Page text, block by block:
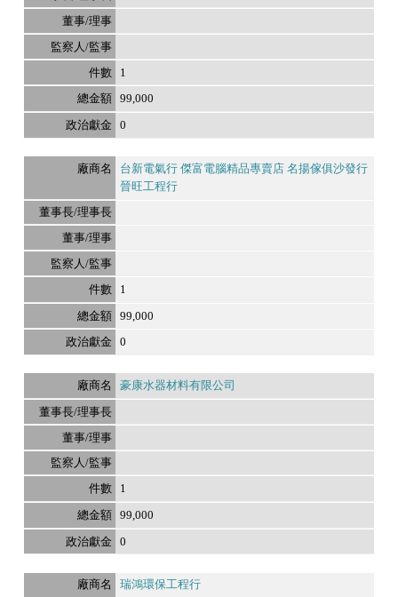
1
99,000
0
台新電氣行 傑富電腦精品專賣店 名揚傢俱沙發行
晉旺工程行
1
99,000
0
豪康水器材料有限公司
1
99,000
0
瑞鴻環保工程行